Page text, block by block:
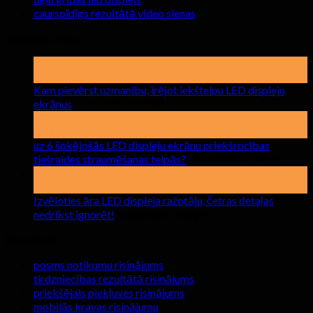
caurspīdīgs rezultātā video sienas
Kam pievērst uzmanību, īrējot iekštelpu LED displeju
ekrānus
uzmanību,
īrējot
displeju
ekrānus
uz 6 šokējošās LED displeju ekrānu priekšrocības
tiešraides straumēšanas telpās?
Izvēloties āra LED displeja ražotāju, četras detaļas
nedrīkst ignorēt!
posms notikumu risinājums
tirdzniecības rezultātā risinājums
priekšējais piekļuves risinājums
mobilās kravas risinājumu